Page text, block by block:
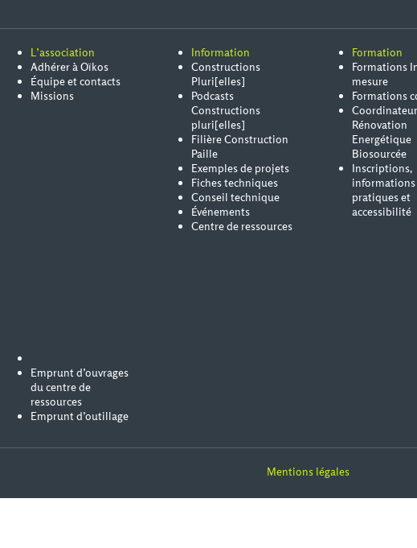
L’association
Adhérer à Oïkos
Équipe et contacts
Missions
Information
Constructions
Pluri[elles]
Podcasts
Constructions
pluri[elles]
Filière Construction
Paille
Exemples de projets
Fiches techniques
Conseil technique
Événements
Centre de ressources
Formation
Formations
mesure
Formations
Rénovation
Energétique
Biosourcée
Inscriptions,
informations
pratiques et
accessibilité
Emprunt d’ouvrages
du centre de
ressources
Emprunt d’outillage
Mentions légales